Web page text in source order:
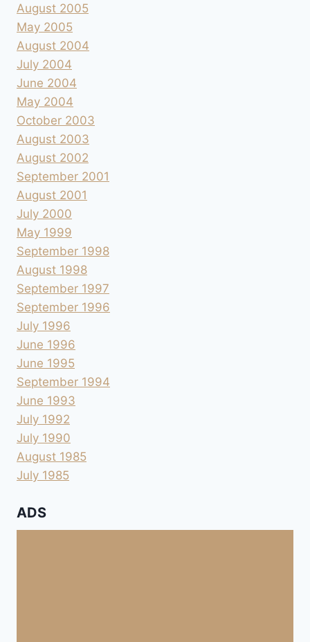
August 2005
May 2005
August 2004
July 2004
June 2004
May 2004
October 2003
August 2003
August 2002
September 2001
August 2001
July 2000
May 1999
September 1998
August 1998
September 1997
September 1996
July 1996
June 1996
June 1995
September 1994
June 1993
July 1992
July 1990
August 1985
July 1985
ADS